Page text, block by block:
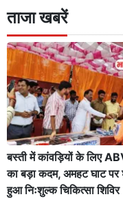
ताजा खबरें
बस्ती में कांवड़ियों के लिए
का बड़ा कदम, अमहट घाट
हुआ निःशुल्क चिकित्सा शिविर